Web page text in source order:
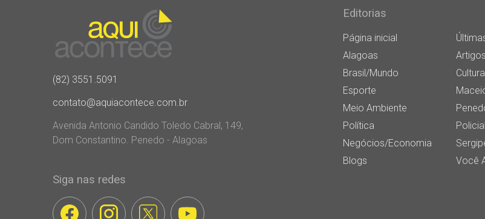
(82) 3551.5091
contato@aquiacontece.com.br
Avenida Antonio Candido Toledo Cabral, 149,
Dom Constantino. Penedo - Alagoas
Siga nas redes
Editorias
Página inicial
Alagoas
Artigos
Brasil/Mundo
Cultura
Esporte
Meio Ambiente
Política
Policial
Negócios/Economia
Blogs
Você